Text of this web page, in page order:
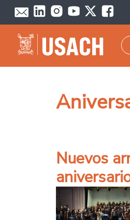
Pasar al contenido principal
Nuevos